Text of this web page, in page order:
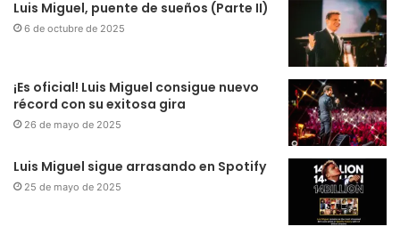
Luis Miguel, puente de sueños (Parte II)
6 de octubre de 2025
¡Es oficial! Luis Miguel consigue nuevo
récord con su exitosa gira
26 de mayo de 2025
Luis Miguel sigue arrasando en Spotify
25 de mayo de 2025